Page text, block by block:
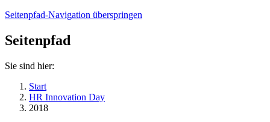
Seitenpfad-Navigation überspringen
Seitenpfad
Sie sind hier:
Start
HR Innovation Day
2018